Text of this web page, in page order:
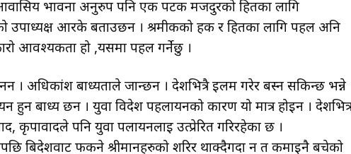
भावना अनुरुप पनि एक पटक मजदुरको हितका लागि
आरके बताउछन । श्रमीकको हक र हितका लागि पहल अनि
आवश्यकता हो ,यसमा पहल गर्नेछु ।
। अधिकांश बाध्यताले जान्छन । देशभित्रै इलम गरेर बस्न सकिन्छ भन्ने
बाध्य छन । युवा विदेश पहलायनको कारण यो मात्र होइन ।
कृपावादले पनि युवा पलायनलाई उत्प्रेरित गरिरहेका छ ।
बिदेशवाट फर्कने श्रीमानहरुको शरिर थाक्दैगर्दा न त कमाइनै बचेको